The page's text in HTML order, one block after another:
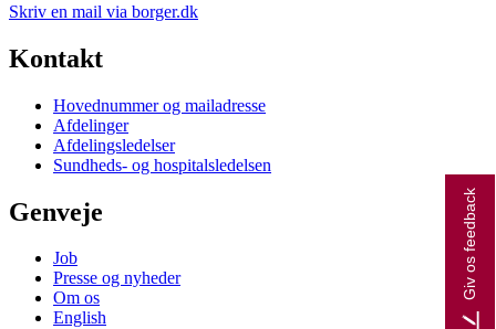
Skriv en mail via borger.dk
Kontakt
Hovednummer og mailadresse
Afdelinger
Afdelingsledelser
Sundheds- og hospitalsledelsen
Genveje
Job
Presse og nyheder
Om os
English
Giv os feedback